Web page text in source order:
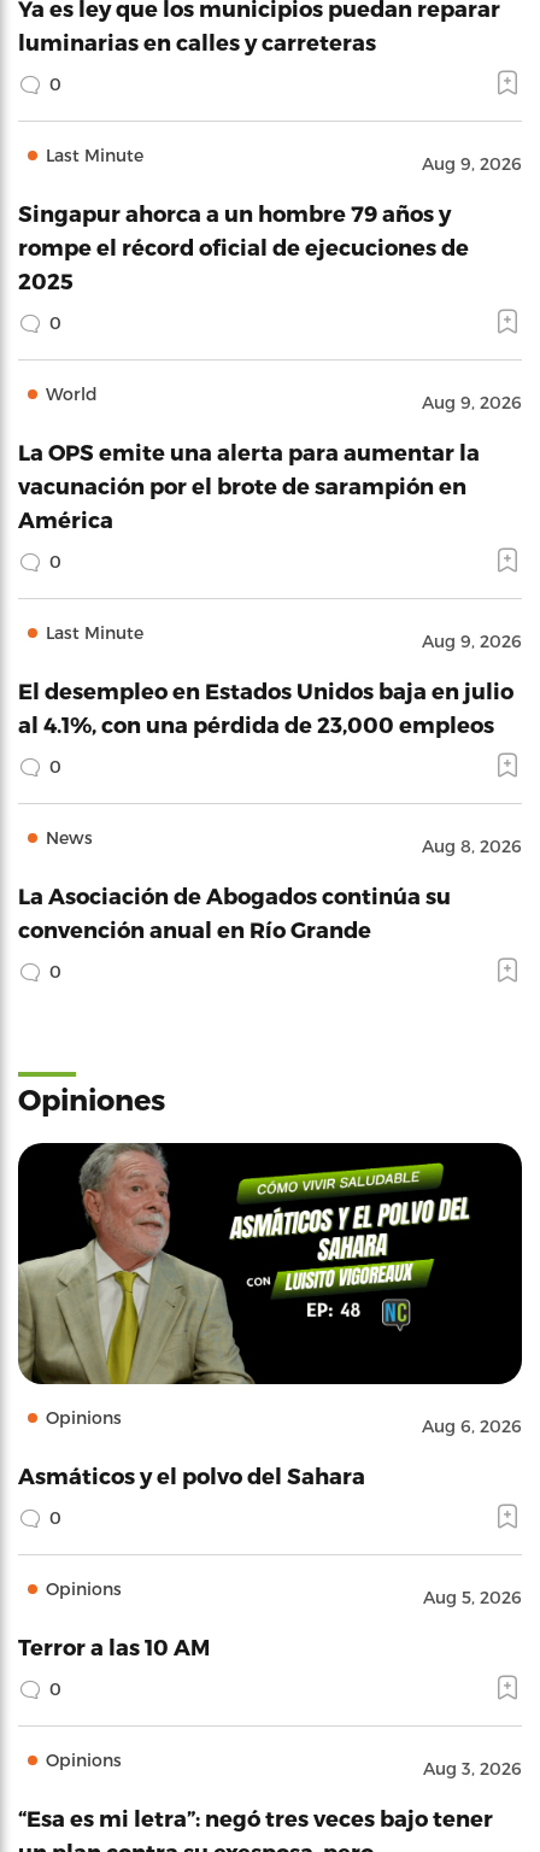
Ya es ley que los municipios puedan reparar
luminarias en calles y carreteras
0
Last Minute Aug 9, 2026
Singapur ahorca a un hombre 79 años y
rompe el récord oficial de ejecuciones de
2025
0
World Aug 9, 2026
La OPS emite una alerta para aumentar la
vacunación por el brote de sarampión en
América
0
Last Minute Aug 9, 2026
El desempleo en Estados Unidos baja en julio
al 4.1%, con una pérdida de 23,000 empleos
0
News Aug 8, 2026
La Asociación de Abogados continúa su
convención anual en Río Grande
0
Opiniones
Opinions Aug 6, 2026
Asmáticos y el polvo del Sahara
0
Opinions Aug 5, 2026
Terror a las 10 AM
0
Opinions Aug 3, 2026
“Esa es mi letra”: negó tres veces bajo tener